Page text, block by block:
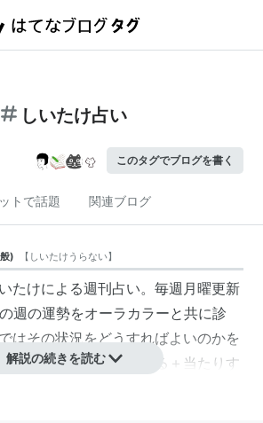
しいたけ占い
このタグでブログを書く
トで話題 関連ブログ
) 【 しいたけうらない】
たけによる週刊占い。毎週月曜更新
週の運勢をオーラカラーと共に診
はその状況をどうすればよいのかを
プデート。可愛いすぎる＋当たりす
解説の続きを読む